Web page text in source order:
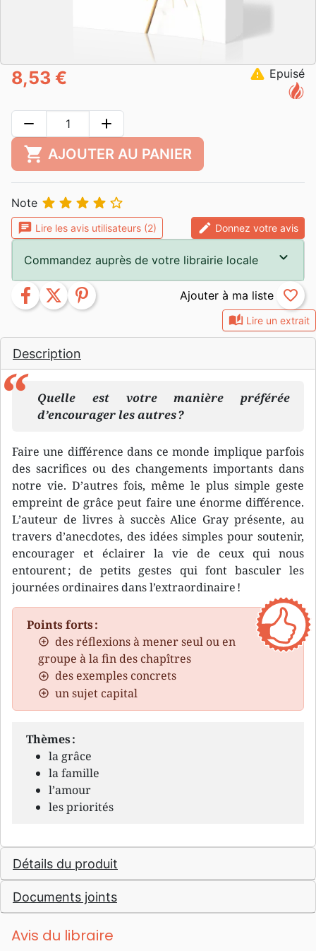
auto_stories Lire un extrait
Description
Quelle est votre manière préférée
d’encourager les autres ?
Faire une différence dans ce monde implique parfois
des sacrifices ou des changements importants dans
notre vie. D’autres fois, même le plus simple geste
empreint de grâce peut faire une énorme différence.
L’auteur de livres à succès Alice Gray présente, au
travers d’anecdotes, des idées simples pour soutenir,
encourager et éclairer la vie de ceux qui nous
entourent ; de petits gestes qui font basculer les
journées ordinaires dans l’extraordinaire !
Points forts :
des réflexions à mener seul ou en
groupe à la fin des chapîtres
des exemples concrets
un sujet capital
Thèmes :
la grâce
la famille
l’amour
les priorités
Détails du produit
Documents joints
Avis du libraire
8,53 € warning Epuisé
remove add
shopping_cart AJOUTER AU PANIER
Note     
chat Lire les avis utilisateurs (2) edit Donnez votre avis
Commandez auprès de votre librairie locale
facebook twitter pinterest favorite_border